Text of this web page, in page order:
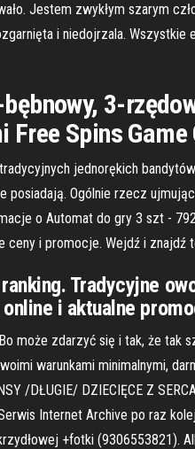
Jestem zwykłym szarym
i niedojrzala.
3-
Spins
jednorękich
posiadają. Ogólnie rzecz
o Automat do gry 3 szt -
ceny i promocje. Wejdź i znajdź
Tradycyjne
i aktualne
może zdarzyć się i tak, że
warunkami minimalnymi,
/DŁUGIE/ DZIECIĘCE Z
Internet Archive po raz
+fotki